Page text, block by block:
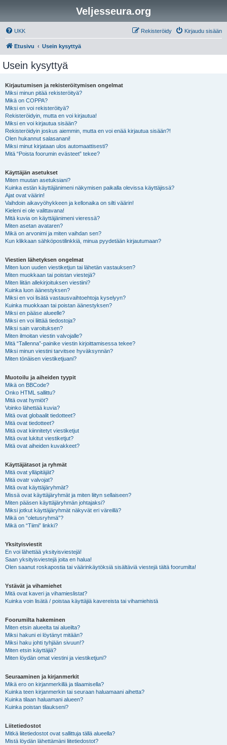
Veljesseura.org
UKK Kirjaudu sisään
Rekisteröidy
Etusivu Usein kysyttyä
Usein kysyttyä
Kirjautumisen ja rekisteröitymisen ongelmat
Miksi minun pitää rekisteröityä?
Mikä on COPPA?
Miksi en voi rekisteröityä?
Rekisteröidyin, mutta en voi kirjautua!
Miksi en voi kirjautua sisään?
Rekisteröidyin joskus aiemmin, mutta en voi enää kirjautua sisään?!
Olen hukannut salasanani!
Miksi minut kirjataan ulos automaattisesti?
Mitä “Poista foorumin evästeet” tekee?
Käyttäjän asetukset
Miten muutan asetuksiani?
Kuinka estän käyttäjänimeni näkymisen paikalla olevissa käyttäjissä?
Ajat ovat väärin!
Vaihdoin aikavyöhykkeen ja kellonaika on silti väärin!
Kieleni ei ole valittavana!
Mitä kuvia on käyttäjänimeni vieressä?
Miten asetan avataren?
Mikä on arvonimi ja miten vaihdan sen?
Kun klikkaan sähköpostilinkkiä, minua pyydetään kirjautumaan?
Viestien lähetyksen ongelmat
Miten luon uuden viestiketjun tai lähetän vastauksen?
Miten muokkaan tai poistan viestejä?
Miten liitän allekirjoituksen viestiini?
Kuinka luon äänestyksen?
Miksi en voi lisätä vastausvaihtoehtoja kyselyyn?
Kuinka muokkaan tai poistan äänestyksen?
Miksi en pääse alueelle?
Miksi en voi liittää tiedostoja?
Miksi sain varoituksen?
Miten ilmoitan viestin valvojalle?
Mitä “Tallenna”-painike viestin kirjoittamisessa tekee?
Miksi minun viestini tarvitsee hyväksynnän?
Miten tönäisen viestiketjuani?
Muotoilu ja aiheiden tyypit
Mikä on BBCode?
Onko HTML sallittu?
Mitä ovat hymiöt?
Voinko lähettää kuvia?
Mitä ovat globaalit tiedotteet?
Mitä ovat tiedotteet?
Mitä ovat kiinnitetyt viestiketjut
Mitä ovat lukitut viestiketjut?
Mitä ovat aiheiden kuvakkeet?
Käyttäjätasot ja ryhmät
Mitä ovat ylläpitäjät?
Mitä ovatr valvojat?
Mitä ovat käyttäjäryhmät?
Missä ovat käyttäjäryhmät ja miten liityn sellaiseen?
Miten pääsen käyttäjäryhmän johtajaksi?
Miksi jotkut käyttäjäryhmät näkyvät eri väreillä?
Mikä on “oletusryhmä”?
Mikä on “Tiimi” linkki?
Yksityisviestit
En voi lähettää yksityisviestejä!
Saan yksityisviestejä joita en halua!
Olen saanut roskapostia tai väärinkäytöksiä sisältäviä viestejä tältä foorumilta!
Ystävät ja vihamiehet
Mitä ovat kaveri ja vihamieslistat?
Kuinka voin lisätä / poistaa käyttäjiä kavereista tai vihamiehistä
Foorumilta hakeminen
Miten etsin alueelta tai alueilta?
Miksi hakuni ei löytänyt mitään?
Miksi haku johti tyhjään sivuun!?
Miten etsin käyttäjiä?
Miten löydän omat viestini ja viestiketjuni?
Seuraaminen ja kirjanmerkit
Mikä ero on kirjanmerkillä ja tilaamisella?
Kuinka teen kirjanmerkin tai seuraan haluamaani aihetta?
Kuinka tilaan haluamani alueen?
Kuinka poistan tilaukseni?
Liitetiedostot
Mitkä liitetiedostot ovat sallittuja tällä alueella?
Mistä löydän lähettämäni liitetiedostot?